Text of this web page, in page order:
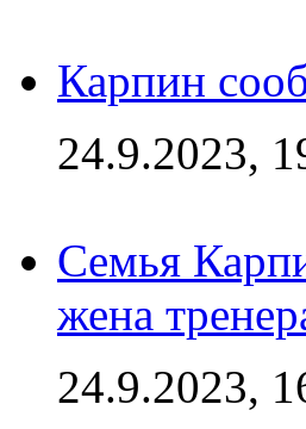
Карпин
24.9.2023,
Семья
жена
24.9.2023,